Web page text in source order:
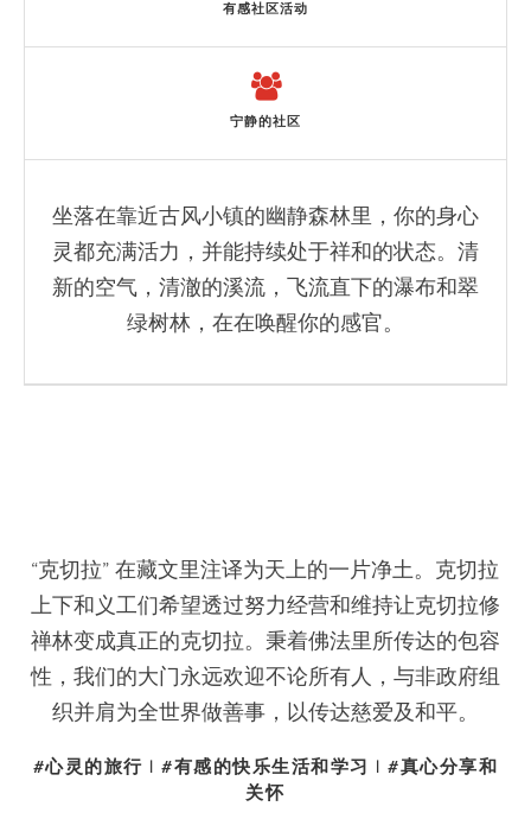
有感社区活动
宁静的社区
坐落在靠近古风小镇的幽静森林里，你的身心
灵都充满活力，并能持续处于祥和的状态。清
新的空气，清澈的溪流，飞流直下的瀑布和翠
绿树林，在在唤醒你的感官。
“克切拉” 在藏文里注译为天上的一片净土。克切拉
上下和义工们希望透过努力经营和维持让克切拉修
禅林变成真正的克切拉。秉着佛法里所传达的包容
性，我们的大门永远欢迎不论所有人，与非政府组
织并肩为全世界做善事，以传达慈爱及和平。
#心灵的旅行 | #有感的快乐生活和学习 | #真心分享和
关怀